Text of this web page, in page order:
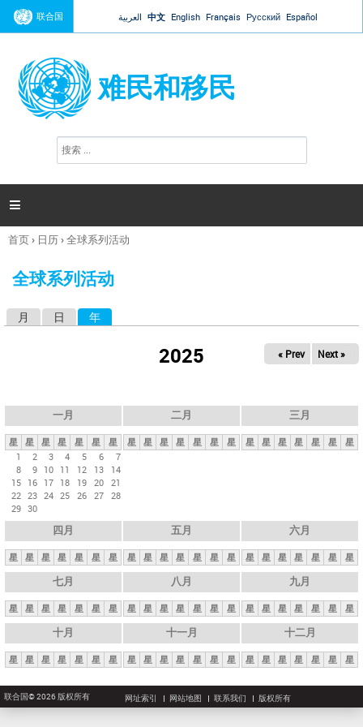
Jump to navigation
联合国 العربية 中文 English Français Русский Español
难民和移民
搜
索

你
这
首页› 日历›全球系列活动
全球系列活动
月 日 年
2025 « Prev Next »
一月
星 星 星 星 星 星
星
1
2 3 4 5 6
7
8
9 10 11 12 13
14
15 16 17 18 19 20 21
22 23 24 25 26 27 28
29 30
二月
星 星 星 星 星 星 星
三月
星 星 星 星 星 星 星
四月
星 星 星 星 星 星 星
五月
星 星 星 星 星 星 星
六月
星 星 星 星 星 星 星
七月
星 星 星 星 星 星 星
八月
星 星 星 星 星 星 星
九月
星 星 星 星 星 星 星
十月
星 星 星 星 星 星 星
十一月
星 星 星 星 星 星 星
十二月
星 星 星 星 星 星 星
联合国© 2026 版权所有 网址索引 网站地图 联系我们 版权所有